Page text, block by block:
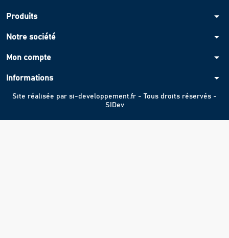
Produits arrow_drop_down
Notre société arrow_drop_down
Mon compte arrow_drop_down
Informations arrow_drop_down
Site réalisée par si-developpement.fr - Tous droits réservés -
SIDev